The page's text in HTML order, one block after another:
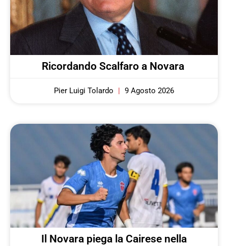
Ricordando Scalfaro a Novara
Pier Luigi Tolardo 9 Agosto 2026
Il Novara piega la Cairese nella